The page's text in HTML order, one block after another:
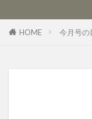
HOME 今月号の